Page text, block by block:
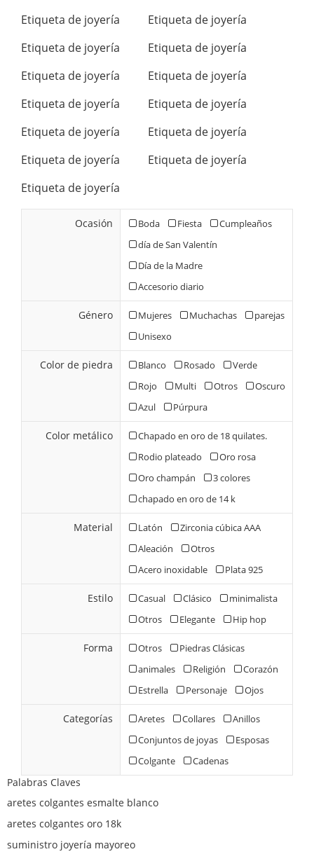
Etiqueta de joyería
Etiqueta de joyería
Etiqueta de joyería
Etiqueta de joyería
Etiqueta de joyería
Etiqueta de joyería
Etiqueta de joyería
Etiqueta de joyería
Etiqueta de joyería
Etiqueta de joyería
Etiqueta de joyería
Etiqueta de joyería
Etiqueta de joyería
Ocasión Boda Fiesta
Cumpleaños
día de San Valentín
Día de la Madre
Accesorio diario
Género Mujeres Muchachas
parejas
Unisexo
Color de piedra Blanco Rosado
Verde
Rojo
Multi Otros
Oscuro
Azul
Púrpura
Color metálico
Chapado en oro de 18 quilates.
Rodio plateado
Oro rosa
Oro champán
3 colores
chapado en oro de 14 k
Material Latón
Zirconia cúbica AAA
Aleación
Otros
Acero inoxidable
Plata 925
Estilo Casual Clásico
minimalista
Otros
Elegante Hip hop
Forma Otros
Piedras Clásicas
animales
Religión
Corazón
Estrella
Personaje Ojos
Categorías Aretes Collares
Anillos
Conjuntos de joyas
Esposas
Colgante
Cadenas
Palabras Claves
aretes colgantes esmalte blanco
aretes colgantes oro 18k
suministro joyería mayoreo